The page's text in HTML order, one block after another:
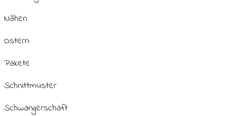
Nähen
Ostern
Pakete
Schnittmuster
Schwangerschaft